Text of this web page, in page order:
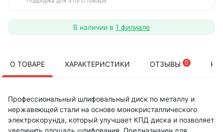
В наличии в 1 филиале
О ТОВАРЕ ХАРАКТЕРИСТИКИ ОТЗЫВЫ 0
Профессиональный шлифовальный диск по металлу и
нержавеющей стали на основе монокристаллического
электрокорунда, который улучшает КПД диска и позволяет